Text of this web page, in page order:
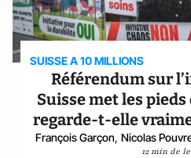
SUISSE A 10 MILLIONS
Référendum sur
Suisse met les
regarde-t-elle
François Garçon, Nicolas
12 min de